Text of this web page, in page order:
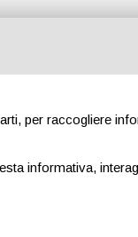
per raccogliere
informativa,